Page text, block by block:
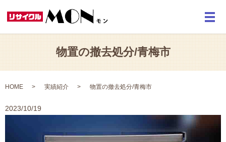
メ
物置の撤去処分/青梅市
HOME 実績紹介 物置の撤去処分/青梅市
2023/10/19